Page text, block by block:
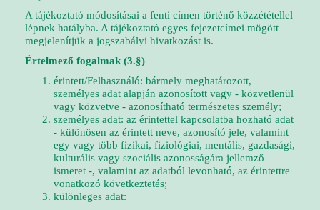
A tájékoztató módosításai a fenti címen történő közzététellel
lépnek hatályba. A tájékoztató egyes fejezetcímei mögött
megjelenítjük a jogszabályi hivatkozást is.
Értelmező fogalmak (3.§)
érintett/Felhasználó: bármely meghatározott,
személyes adat alapján azonosított vagy - közvetlenül
vagy közvetve - azonosítható természetes személy;
személyes adat: az érintettel kapcsolatba hozható adat
- különösen az érintett neve, azonosító jele, valamint
egy vagy több fizikai, fiziológiai, mentális, gazdasági,
kulturális vagy szociális azonosságára jellemző
ismeret -, valamint az adatból levonható, az érintettre
vonatkozó következtetés;
különleges adat: